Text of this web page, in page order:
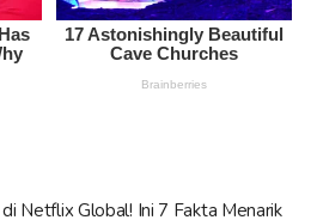
Netflix Global! Ini 7 Fakta Menarik